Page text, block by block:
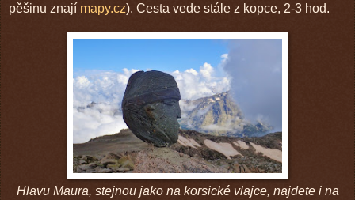
pěšinu znají mapy.cz). Cesta vede stále z kopce, 2-3 hod.
Hlavu Maura, stejnou jako na korsické vlajce, najdete i na